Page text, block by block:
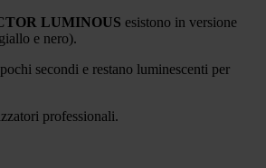
LUMINOUS esistono in versione
e nero).
secondi e restano luminescenti per
professionali.